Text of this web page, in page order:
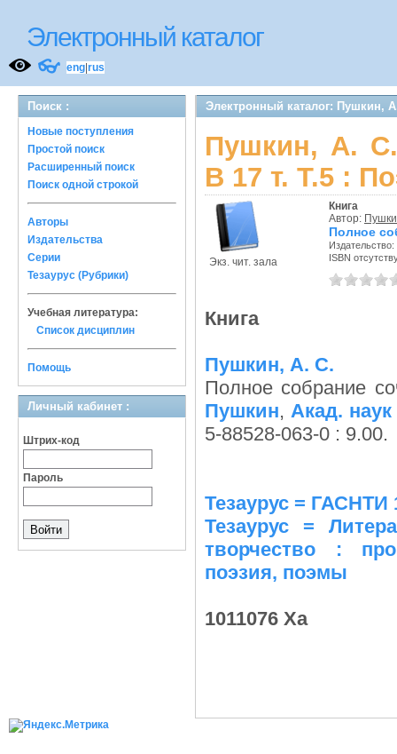
Электронный каталог
👓 eng rus
Поиск :
Новые поступления
Простой поиск
Расширенный поиск
Поиск одной строкой
Авторы
Издательства
Серии
Тезаурус (Рубрики)
Учебная литература:
Список дисциплин
Помощь
Личный кабинет :
Штрих-код
Пароль
Электронный каталог: Пушкин,
Пушкин, А.
В 17 т. Т.5 :
Экз. чит. зала
Книга
Автор:
Полное
Издательство:
ISBN
Книга
Пушкин, А. С.
Полное собрание
Пушкин,Акад.
5-88528-063-0 : 9.00.
Тезаурус = ГАСНТИ
Тезаурус =
творчество :
поэзия, поэмы
1011076 Ха